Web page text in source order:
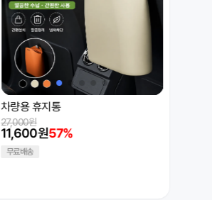
방수 더플백 데일리 출장 여행 겸용 숄
더 가방
14,000원
24,000원